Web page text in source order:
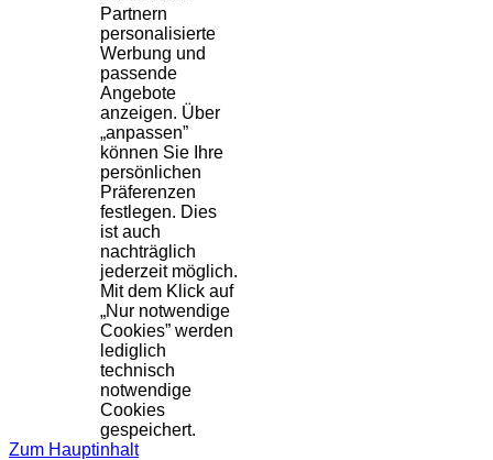
Partnern
personalisierte
Werbung und
passende
Angebote
anzeigen. Über
„anpassen”
können Sie Ihre
persönlichen
Präferenzen
festlegen. Dies
ist auch
nachträglich
jederzeit möglich.
Mit dem Klick auf
„Nur notwendige
Cookies” werden
lediglich
technisch
notwendige
Cookies
gespeichert.
Zum Hauptinhalt